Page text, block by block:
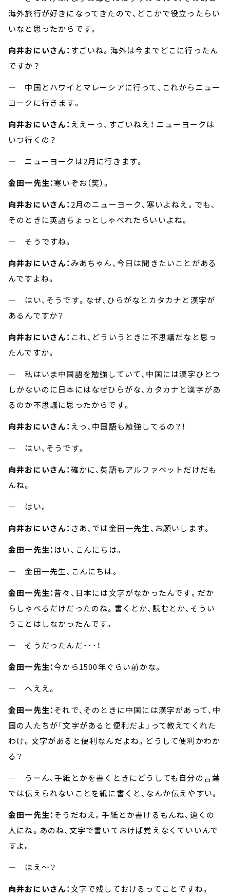
海外旅行が好きになってきたので、どこかで役立ったらい
いなと思ったからです。
向井おにいさん： すごいね。海外は今までどこに行ったん
ですか？
― 中国とハワイとマレーシアに行って、これからニュー
ヨークに行きます。
向井おにいさん： ええーっ、すごいねえ！ ニューヨークは
いつ行くの？
― ニューヨークは2月に行きます。
金田一先生：寒いぞお（笑）。
向井おにいさん： 2月のニューヨーク、寒いよねえ。でも、
そのときに英語ちょっとしゃべれたらいいよね。
― そうですね。
向井おにいさん： みあちゃん、今日は聞きたいことがある
んですよね。
― はい、そうです。なぜ、ひらがなとカタカナと漢字が
あるんですか？
向井おにいさん： これ、どういうときに不思議だなと思っ
たんですか。
― 私はいま中国語を勉強していて、中国には漢字ひとつ
しかないのに日本にはなぜひらがな、カタカナと漢字があ
るのか不思議に思ったからです。
向井おにいさん： えっ、中国語も勉強してるの？！
― はい、そうです。
向井おにいさん：確かに、英語もアルファベットだけだも
んね。
― はい。
向井おにいさん： さあ、では金田一先生、お願いします。
金田一先生： はい、こんにちは。
― 金田一先生、こんにちは。
金田一先生：昔々、日本には文字がなかったんです。だか
らしゃべるだけだったのね。書くとか、読むとか、そうい
うことはしなかったんです。
― そうだったんだ･･･！
金田一先生：今から1500年ぐらい前かな。
― へええ。
金田一先生：それで、そのときに中国には漢字があって、中
国の人たちが「文字があると便利だよ」って教えてくれた
わけ。文字があると便利なんだよね。どうして便利かわか
る？
― うーん、手紙とかを書くときにどうしても自分の言葉
では伝えられないことを紙に書くと、なんか伝えやすい。
金田一先生：そうだねえ。手紙とか書けるもんね、遠くの
人にね。あのね、文字で書いておけば覚えなくていいんで
すよ。
― ほえ～？
向井おにいさん：文字で残しておけるってことですね。